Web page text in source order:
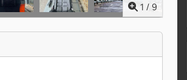
1 / 9